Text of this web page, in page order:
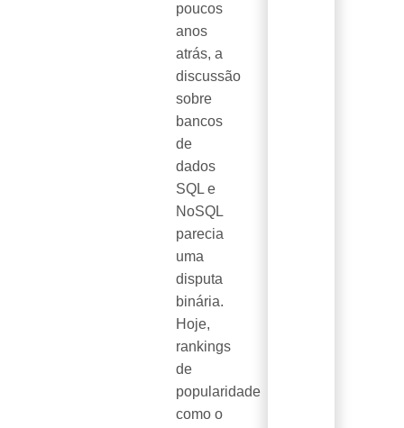
poucos
anos
atrás, a
discussão
sobre
bancos
de
dados
SQL e
NoSQL
parecia
uma
disputa
binária.
Hoje,
rankings
de
popularidade
como o